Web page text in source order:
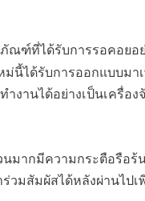
ณฑ์ที่ได้รับการรอคอยอ
ได้รับการออกแบบมา
านได้อย่างเป็นเครื่อง
ากมีความกระตือรือร้
วมสัมผัสได้หลังผ่านไปเ